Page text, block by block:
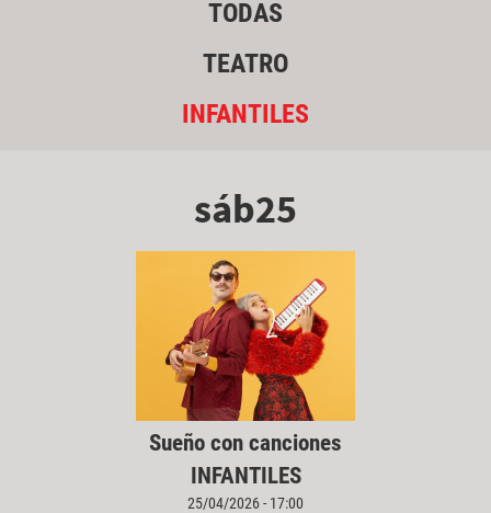
TODAS
TEATRO
INFANTILES
sáb25
Sueño con canciones
INFANTILES
25/04/2026 - 17:00